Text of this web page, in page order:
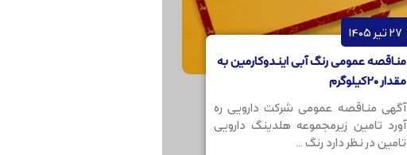
27 تیر 1405
مناقصه عمومی رنگ آبی ایندوکارمین به
مقدار 20کیلوگرم
آگهی مناقصه عمومی شرکت دارویی ره
آورد تامین زیرمجموعه هلدینگ دارویی
تامین در نظر دارد رنگ ...